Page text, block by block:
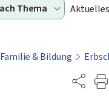
Thema Aktuelles
Familie & Bildung
Partage